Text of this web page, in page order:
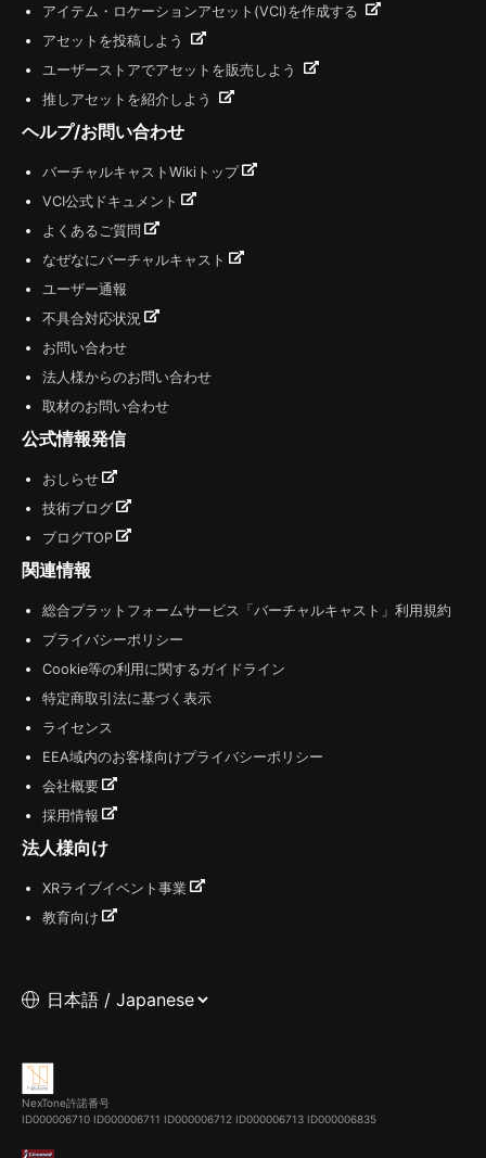
アイテム・ロケーションアセット(VCI)を作成する
アセットを投稿しよう
ユーザーストアでアセットを販売しよう
推しアセットを紹介しよう
ヘルプ/お問い合わせ
バーチャルキャストWikiトップ
VCI公式ドキュメント
よくあるご質問
なぜなにバーチャルキャスト
ユーザー通報
不具合対応状況
お問い合わせ
法人様からのお問い合わせ
取材のお問い合わせ
公式情報発信
おしらせ
技術ブログ
ブログTOP
関連情報
総合プラットフォームサービス「バーチャルキャスト」利用規約
プライバシーポリシー
Cookie等の利用に関するガイドライン
特定商取引法に基づく表示
ライセンス
EEA域内のお客様向けプライバシーポリシー
会社概要
採用情報
法人様向け
XRライブイベント事業
教育向け
NexTone許諾番号
ID000006710 ID000006711 ID000006712 ID000006713 ID000006835